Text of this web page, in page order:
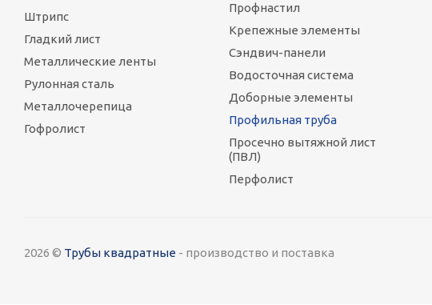
Штрипс
Гладкий лист
Металлические ленты
Рулонная сталь
Металлочерепица
Гофролист
Профнастил
Крепежные элементы
Сэндвич-панели
Водосточная система
Доборные элементы
Профильная труба
Просечно вытяжной лист
(ПВЛ)
Перфолист
2026 © Трубы квадратные - производство и поставка